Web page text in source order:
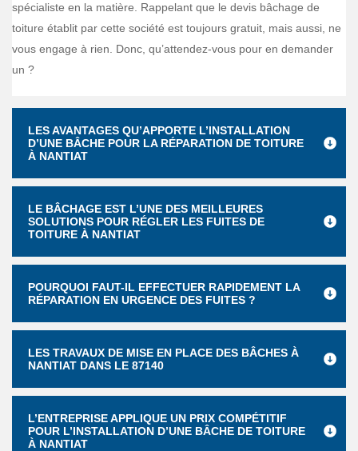
spécialiste en la matière. Rappelant que le devis bâchage de
toiture établit par cette société est toujours gratuit, mais aussi, ne
vous engage à rien. Donc, qu’attendez-vous pour en demander
un ?
LES AVANTAGES QU’APPORTE L’INSTALLATION
D’UNE BÂCHE POUR LA RÉPARATION DE TOITURE
À NANTIAT
LE BÂCHAGE EST L’UNE DES MEILLEURES
SOLUTIONS POUR RÉGLER LES FUITES DE
TOITURE À NANTIAT
POURQUOI FAUT-IL EFFECTUER RAPIDEMENT LA
RÉPARATION EN URGENCE DES FUITES ?
LES TRAVAUX DE MISE EN PLACE DES BÂCHES À
NANTIAT DANS LE 87140
L’ENTREPRISE APPLIQUE UN PRIX COMPÉTITIF
POUR L’INSTALLATION D’UNE BÂCHE DE TOITURE
À NANTIAT